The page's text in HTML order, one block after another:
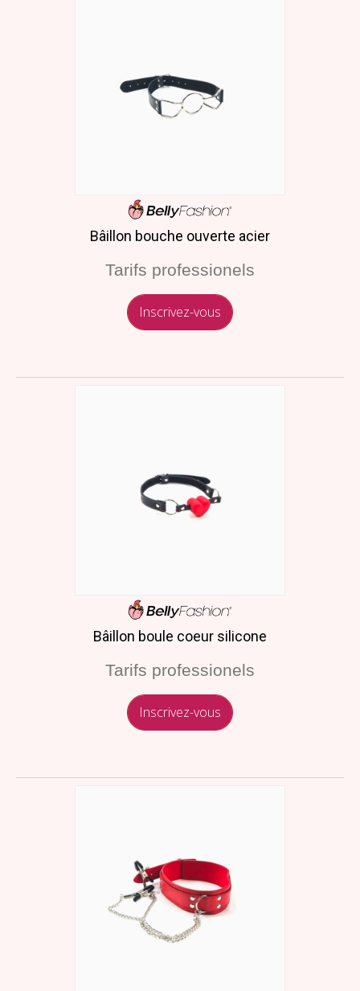
Bâillon bouche ouverte acier
Tarifs professionels
Inscrivez-vous
Bâillon boule coeur silicone
Tarifs professionels
Inscrivez-vous